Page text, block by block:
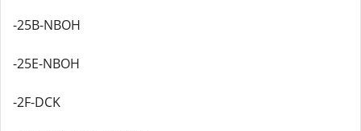
-25B-NBOH
-25E-NBOH
-2F-DCK